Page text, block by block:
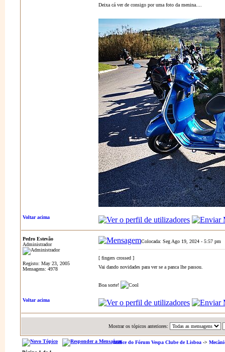
Deixa cá ver de consigo por uma foto da menina....
Voltar acima
Pedro Estevão
Administrador
Registo: May 23, 2005
Mensagens: 4978
Colocada: Seg Ago 19, 2024 - 5:57 pm
[ fingers crossed ]
Vai dando novidades para ver se a panca lhe passou.
Boa sorte!
Voltar acima
Mostrar os tópicos anteriores:
Índice do Fórum Vespa Clube de Lisboa ->